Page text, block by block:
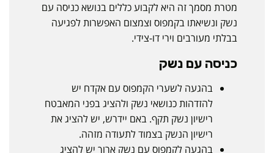
מטרת מסמך זה היא לקבוע כללים בנושא כניסה עם
נשק ונשיאתו בקמפוס וצמצום האפשרות לפגיעה
בבלתי מעורבים וירי דו-צידי.
כניסה עם נשק
בהגעה לשערי הקמפוס עם אקדח יש
להזדהות כנושאי נשק ולהציג בפני המאבטח
רישיון נשק תקף. באם יידרש, יש להציג את
רישיון הנשק בצמוד לתעודה מזהה.
בהגעה לקמפוס עם נשק ארוך יש להציג